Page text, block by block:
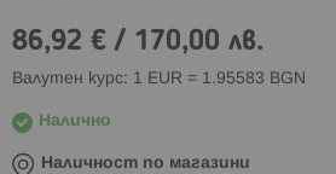
86,92 € / 170,00 лв.
Валутен курс: 1 EUR = 1.95583 BGN
Налично
Наличност по магазини